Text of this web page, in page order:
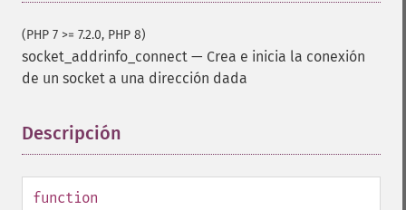
(PHP 7 >= 7.2.0, PHP 8)
socket_addrinfo_connect — Crea e inicia la conexión
de un socket a una dirección dada
Descripción
function